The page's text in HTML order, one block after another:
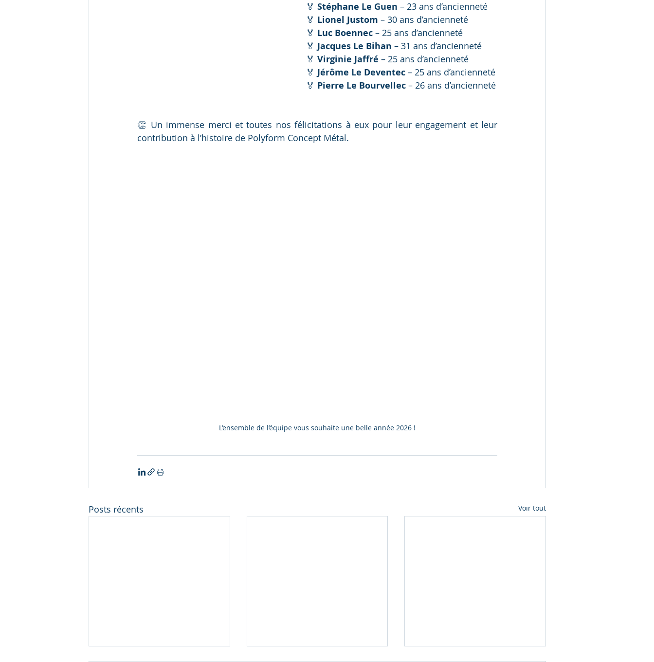
🏅 Stéphane Le Guen – 23 ans d’ancienneté
🏅 Lionel Justom – 30 ans d’ancienneté
🏅 Luc Boennec – 25 ans d’ancienneté
🏅 Jacques Le Bihan – 31 ans d’ancienneté
🏅 Virginie Jaffré – 25 ans d’ancienneté
🏅 Jérôme Le Deventec – 25 ans d’ancienneté
🏅 Pierre Le Bourvellec – 26 ans d’ancienneté
👏 Un immense merci et toutes nos félicitations à eux pour leur engagement et leur
contribution à l’histoire de Polyform Concept Métal.
L’ensemble de l’équipe vous souhaite une belle année 2026 !
Posts récents Voir tout